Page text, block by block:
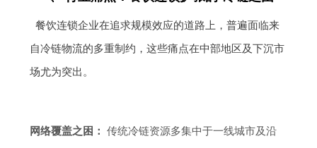
餐饮连锁企业在追求规模效应的道路上，普遍面临来
自冷链物流的多重制约，这些痛点在中部地区及下沉市
场尤为突出。
网络覆盖之困： 传统冷链资源多集中于一线城市及沿